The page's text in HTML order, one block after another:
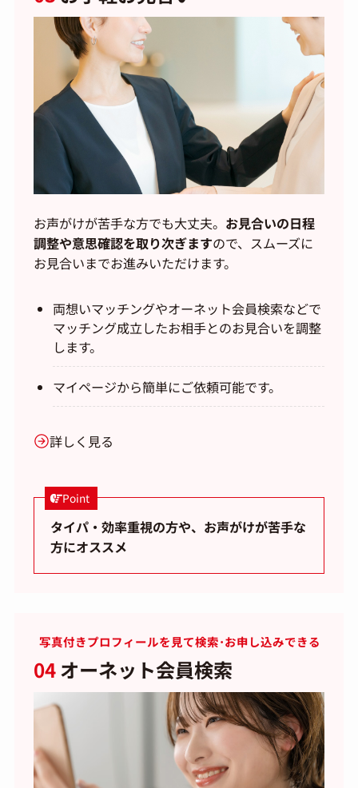
お声がけが苦手な方でも大丈夫。 お見合いの日程
調整や意思確認を取り次ぎますので、スムーズに
お見合いまでお進みいただけます。
両想いマッチングやオーネット会員検索などで
マッチング成立したお相手とのお見合いを調整
します。
マイページから簡単にご依頼可能です。
詳しく見る
Point
タイパ・効率重視の方や、お声がけが苦手な
方にオススメ
写真付きプロフィールを見て検索･お申し込みできる
04オーネット会員検索